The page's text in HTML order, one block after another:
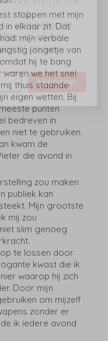
stoppen met mijn
in elkaar zit. Dat
mijn verbale
jongetje van
hij te bang
we het snel
thuis staande
eigen wetten. Bij
punten
bedreven in
niet te gebruiken.
kwam de
die avond in
zou maken
publiek kan
Mijn grootste
mij zou
slim genoeg
te lossen door
kwast die ik
waarop hij zich
Door mijn
om mijzelf
zonder er
ik iedere avond
nog
onregelmatig
en ander
of andere
Abonneer